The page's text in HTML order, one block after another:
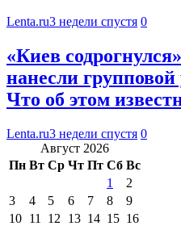
Lenta.ru3 недели спустя 0
«Киев
нанесли
Что об этом
Lenta.ru3 недели спустя 0
Август 2026
Пн Вт Ср Чт Пт Сб Вс
1
2
3
4 5 6 7 8
9
10 11 12 13 14 15 16